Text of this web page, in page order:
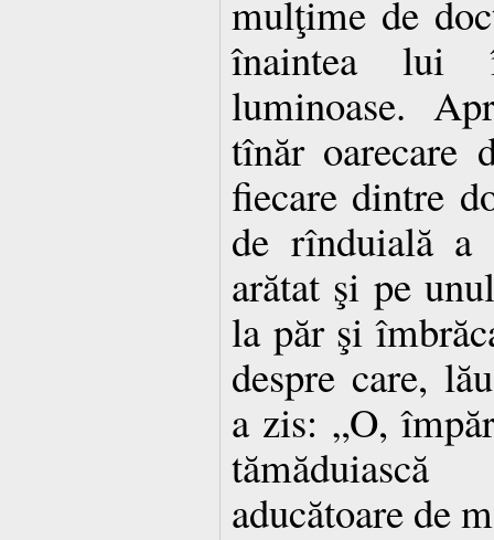
mulţime de
înaintea lui
luminoase.
tînăr oarecare
fiecare dintre
de rînduială a
arătat şi pe
la păr şi
despre care,
a zis: „O,
aducătoare de